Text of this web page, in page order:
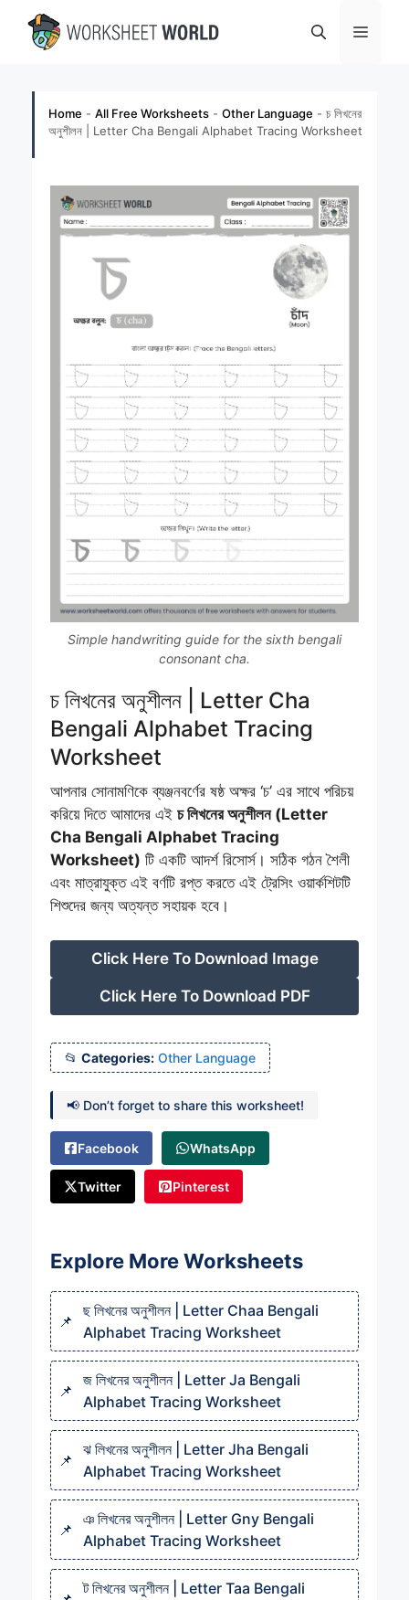
content
Menu
Home - All Free Worksheets - Other Language - চ লিখনের
অনুশীলন | Letter Cha Bengali Alphabet Tracing Worksheet
Simple handwriting guide for the sixth bengali
consonant cha.
চ লিখনের অনুশীলন | Letter Cha
Bengali Alphabet Tracing
Worksheet
আপনার সোনামণিকে ব্যঞ্জনবর্ণের ষষ্ঠ অক্ষর ‘চ’ এর সাথে পরিচয়
করিয়ে দিতে আমাদের এই চ লিখনের অনুশীলন (Letter
Cha Bengali Alphabet Tracing
Worksheet) টি একটি আদর্শ রিসোর্স। সঠিক গঠন শৈলী
এবং মাত্রাযুক্ত এই বর্ণটি রপ্ত করতে এই ট্রেসিং ওয়ার্কশিটটি
শিশুদের জন্য অত্যন্ত সহায়ক হবে।
Click Here To Download Image
Click Here To Download PDF
Categories: Other Language
📢 Don’t forget to share this worksheet!
Facebook WhatsApp
Twitter Pinterest
Explore More Worksheets
ছ লিখনের অনুশীলন | Letter Chaa Bengali
Alphabet Tracing Worksheet
জ লিখনের অনুশীলন | Letter Ja Bengali
Alphabet Tracing Worksheet
ঝ লিখনের অনুশীলন | Letter Jha Bengali
Alphabet Tracing Worksheet
ঞ লিখনের অনুশীলন | Letter Gny Bengali
Alphabet Tracing Worksheet
ট লিখনের অনুশীলন | Letter Taa Bengali